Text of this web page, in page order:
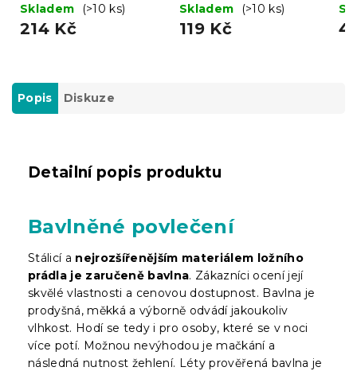
Skladem
(>10 ks)
214 Kč
Skladem
(>10 ks)
119 Kč
Popis Diskuze
Detailní popis produktu
Bavlněné povlečení
Stálicí a nejrozšířenějším materiálem ložního
prádla je zaručeně bavlna. Zákazníci ocení její
skvělé vlastnosti a cenovou dostupnost. Bavlna je
prodyšná, měkká a výborně odvádí jakoukoliv
vlhkost. Hodí se tedy i pro osoby, které se v noci
více potí. Možnou nevýhodou je mačkání a
následná nutnost žehlení. Léty prověřená bavlna je